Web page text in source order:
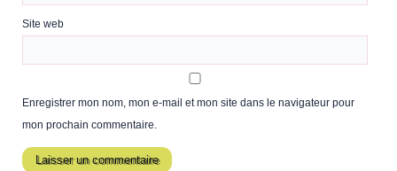
Site web
Enregistrer mon nom, mon e-mail et mon site dans le navigateur pour
mon prochain commentaire.